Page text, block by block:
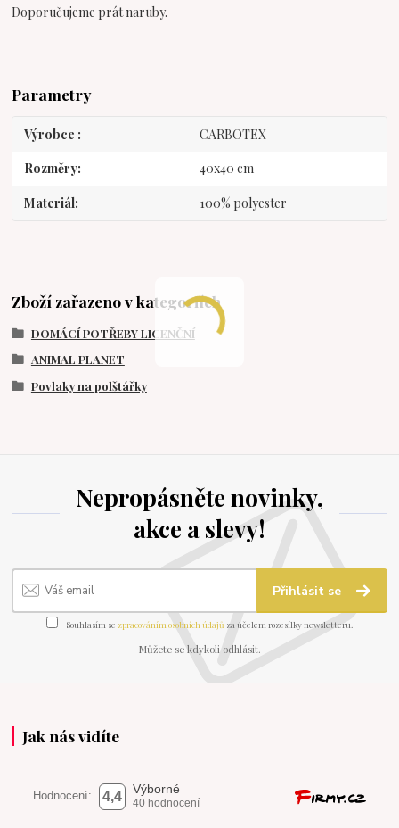
Doporučujeme prát naruby.
Parametry
Výrobce CARBOTEX
Rozměry 40x40 cm
Materiál 100% polyester
Zboží zařazeno v kategoriích
DOMÁCÍ POTŘEBY LICENČNÍ
ANIMAL PLANET
Povlaky na polštářky
Nepropásněte novinky,
akce a slevy!
Přihlásit se
Souhlasím se zpracováním osobních údajů za účelem rozesílky newsletteru.
Můžete se kdykoli odhlásit.
Jak nás vidíte